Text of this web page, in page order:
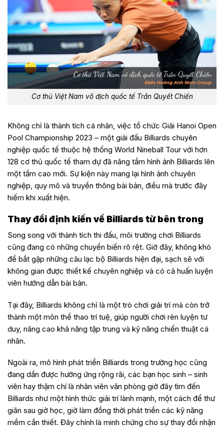
Cơ thủ Việt Nam vô địch quốc tế Trần Quyết Chiến
Không chỉ là thành tích cá nhân, việc tổ chức Giải Hanoi Open
Pool Championship 2023 – một giải đấu Billiards chuyên
nghiệp quốc tế thuộc hệ thống World Nineball Tour với hơn
128 cơ thủ quốc tế tham dự đã nâng tầm hình ảnh Billiards lên
một tầm cao mới. Sự kiện này mang lại hình ảnh chuyên
nghiệp, quy mô và truyền thông bài bản, điều mà trước đây
hiếm khi xuất hiện.
Thay đổi định kiến về Billiards từ bên trong
Song song với thành tích thi đấu, môi trường chơi Billiards
cũng đang có những chuyển biến rõ rệt. Giờ đây, không khó
để bắt gặp những câu lạc bộ Billiards hiện đại, sạch sẽ với
không gian được thiết kế chuyên nghiệp và có cả huấn luyện
viên hướng dẫn bài bản.
Tại đây, Billiards không chỉ là một trò chơi giải trí mà còn trở
thành một môn thể thao trí tuệ, giúp người chơi rèn luyện tư
duy, nâng cao khả năng tập trung và kỹ năng chiến thuật cá
nhân.
Ngoài ra, mô hình phát triển Billiards trong trường học cũng
đang dần được hưởng ứng rộng rãi, các bạn học sinh – sinh
viên hay thậm chí là nhân viên văn phòng giờ đây tìm đến
Billiards như một hình thức giải trí lành mạnh, một cách để thư
giãn sau giờ học, giờ làm đồng thời phát triển các kỹ năng
mềm cần thiết. Đây chính là minh chứng cho sự thay đổi nhận